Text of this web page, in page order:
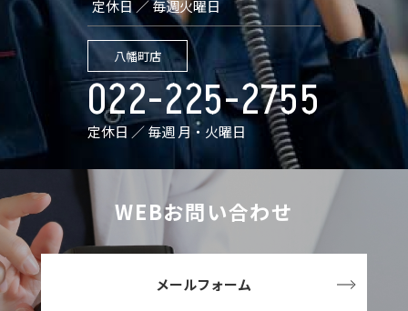
定休日 ／ 毎週火曜日
八幡町店
022-225-2755
定休日 ／ 毎週 月・火曜日
WEBお問い合わせ
メールフォーム